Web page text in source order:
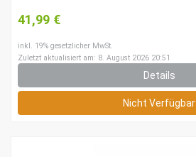
41,99 €
inkl. 19% gesetzlicher MwSt.
Zuletzt aktualisiert am: 8. August 2026 20:51
Details
Nicht Verfügbar